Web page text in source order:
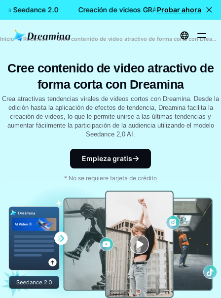
Seedance 2.0 Creación de videos GRATIS con Dreamina
Probar ahora
Inicio Recursos Cree contenido de video atractivo de forma corta con Dreamina
Cree contenido de video atractivo de
forma corta con Dreamina
Crea atractivas tendencias virales de videos cortos con Dreamina. Desde la
edición hasta la aplicación de efectos de tendencia, Dreamina facilita la
creación de videos, lo que le permite unirse a las últimas tendencias y
aumentar fácilmente la participación de la audiencia utilizando el modelo
Seedance 2,0 AI.
Empieza gratis
* No se requiere tarjeta de crédito